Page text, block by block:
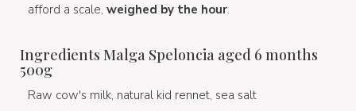
afford a scale, weighed by the hour.
Ingredients Malga Speloncia aged 6 months
500g
Raw cow's milk, natural kid rennet, sea salt